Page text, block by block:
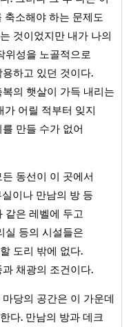
축소해야 하는 문제도
것이었지만 내가 나의
위성을 노골적으로
하고 있던 것이다.
의 햇살이 가득 내리는
가 어릴 적부터 잊지
만들 수가 없어
동선이 이 곳에서
이나 만남의 방 등
같은 레벨에 두고
실 등의 시설들은
도리 밖에 없다.
채광의 조건이다.
당의 공간은 이 가운데
다. 만남의 방과 데크